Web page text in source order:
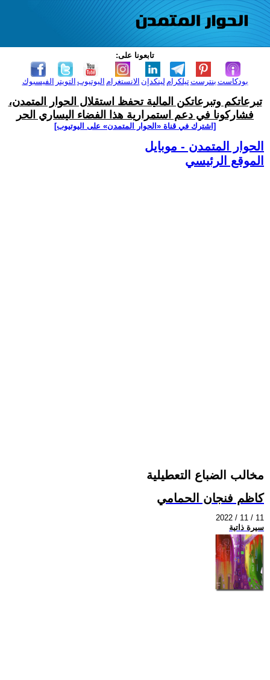
تابعونا على:
الفيسبوك التويتر اليوتيوب الانستغرام لينكدإن تيلكرامبنترست بودكاست
تبرعاتكم وتبرعاتكن المالية تحفظ استقلال الحوار المتمدن،
فشاركونا في دعم استمرارية هذا الفضاء اليساري الحر
[اشترك في قناة ‫«الحوار المتمدن» على اليوتيوب]
الحوار المتمدن - موبايل
الموقع الرئيسي
مخالب الضباع التعطيلية
كاظم فنجان الحمامي
2022 / 11 / 11
سيرة ذاتية